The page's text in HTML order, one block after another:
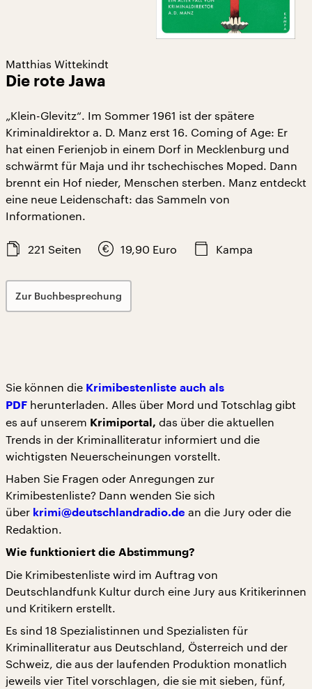
Matthias Wittekindt
Die rote Jawa
„Klein-Glevitz“. Im Sommer 1961 ist der spätere
Kriminaldirektor a. D. Manz erst 16. Coming of Age: Er
hat einen Ferienjob in einem Dorf in Mecklenburg und
schwärmt für Maja und ihr tschechisches Moped. Dann
brennt ein Hof nieder, Menschen sterben. Manz entdeckt
eine neue Leidenschaft: das Sammeln von
Informationen.
221 Seiten 19,90 Euro Kampa
Zur Buchbesprechung
Sie können die Krimibestenliste auch als
PDF herunterladen. Alles über Mord und Totschlag gibt
es auf unserem Krimiportal , das über die aktuellen
Trends in der Kriminalliteratur informiert und die
wichtigsten Neuerscheinungen vorstellt.
Haben Sie Fragen oder Anregungen zur
Krimibestenliste? Dann wenden Sie sich
über krimi@deutschlandradio.de an die Jury oder die
Redaktion.
Wie funktioniert die Abstimmung?
Die Krimibestenliste wird im Auftrag von
Deutschlandfunk Kultur durch eine Jury aus Kritikerinnen
und Kritikern erstellt.
Es sind 18 Spezialistinnen und Spezialisten für
Kriminalliteratur aus Deutschland, Österreich und der
Schweiz, die aus der laufenden Produktion monatlich
jeweils vier Titel vorschlagen, die sie mit sieben, fünf,